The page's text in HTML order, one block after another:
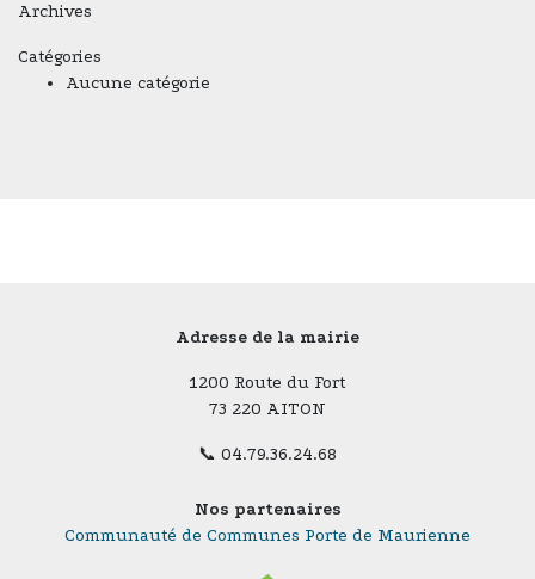
Archives
Catégories
Aucune catégorie
Adresse de la mairie
1200 Route du Fort
73 220 AITON
📞 04.79.36.24.68
Nos partenaires
Communauté de Communes Porte de Maurienne